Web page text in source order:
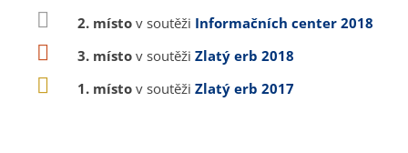
2. místo v soutěži Informačních center 2018
3. místo v soutěži Zlatý erb 2018
1. místo v soutěži Zlatý erb 2017